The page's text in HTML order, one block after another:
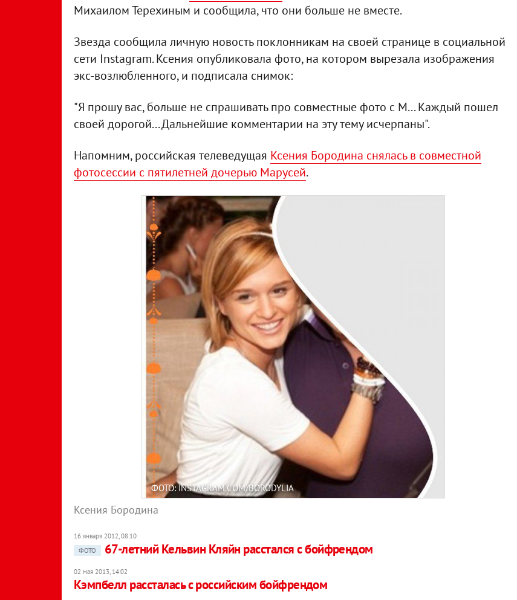
Михаилом Терехиным и сообщила, что они больше не вместе.
Звезда сообщила личную новость поклонникам на своей странице в социальной
сети Instagram. Ксения опубликовала фото, на котором вырезала изображения
экс-возлюбленного, и подписала снимок:
"Я прошу вас, больше не спрашивать про совместные фото с М... Каждый пошел
своей дорогой... Дальнейшие комментарии на эту тему исчерпаны".
Напомним, российская телеведущая Ксения Бородина снялась в совместной
фотосессии с пятилетней дочерью Марусей.
ФОТО: INSTAGRAM.COM/BORODYLIA
Ксения Бородина
16 января 2012, 08:10
ФОТО
67-летний Кельвин Кляйн расстался с бойфрендом
02 мая 2013, 14:02
Кэмпбелл рассталась с российским бойфрендом